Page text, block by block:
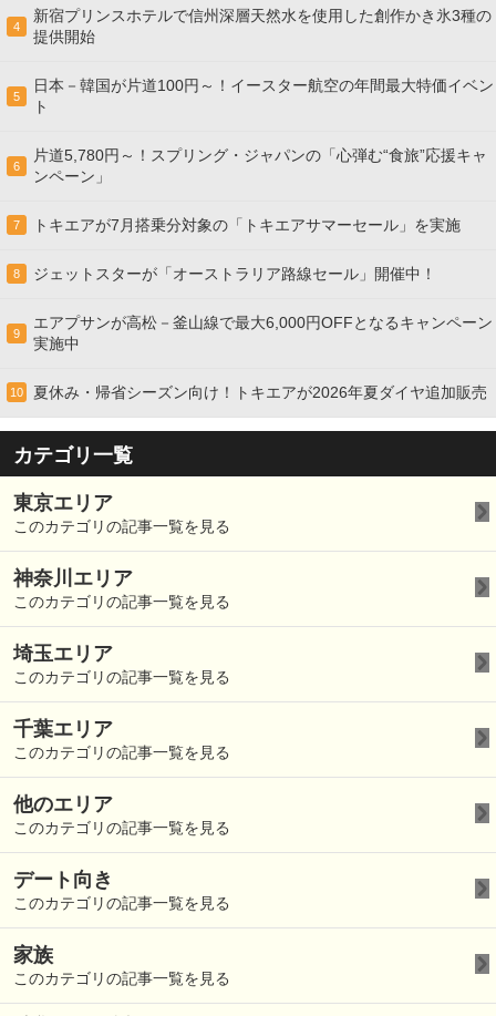
4
新宿プリンスホテルで信州深層天然水を使用した創作かき氷3種の
提供開始
5
日本－韓国が片道100円～！イースター航空の年間最大特価イベン
ト
6
片道5,780円～！スプリング・ジャパンの「心弾む“食旅”応援キャ
ンペーン」
7 トキエアが7月搭乗分対象の「トキエアサマーセール」を実施
8 ジェットスターが「オーストラリア路線セール」開催中！
9
エアプサンが高松－釜山線で最大6,000円OFFとなるキャンペーン
実施中
10 夏休み・帰省シーズン向け！トキエアが2026年夏ダイヤ追加販売
カテゴリ一覧
東京エリア
このカテゴリの記事一覧を見る
神奈川エリア
このカテゴリの記事一覧を見る
埼玉エリア
このカテゴリの記事一覧を見る
千葉エリア
このカテゴリの記事一覧を見る
他のエリア
このカテゴリの記事一覧を見る
デート向き
このカテゴリの記事一覧を見る
家族
このカテゴリの記事一覧を見る